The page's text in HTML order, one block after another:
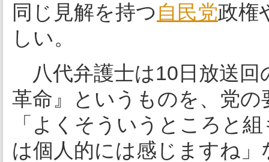
同じ見解を持つ自民党政権
しい。
八代弁護士は10日放送回
革命』というものを、党
「よくそういうところと
は個人的には感じますね